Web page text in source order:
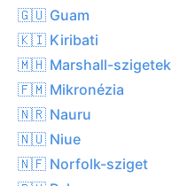
🇬🇺 Guam
🇰🇮 Kiribati
🇲🇭 Marshall-szigetek
🇫🇲 Mikronézia
🇳🇷 Nauru
🇳🇺 Niue
🇳🇫 Norfolk-sziget